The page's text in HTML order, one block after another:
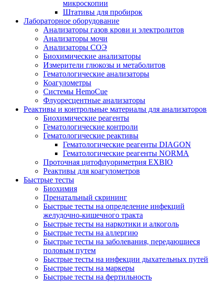
микроскопии
Штативы для пробирок
Лабораторное оборудование
Анализаторы газов крови и электролитов
Анализаторы мочи
Анализаторы СОЭ
Биохимические анализаторы
Измерители глюкозы и метаболитов
Гематологические анализаторы
Коагулометры
Системы HemoCue
Флуоресцентные анализаторы
Реактивы и контрольные материалы для анализаторов
Биохимические реагенты
Гематологические контроли
Гематологические реактивы
Гематологические реагенты DIAGON
Гематологические реагенты NORMA
Проточная цитофлуориметрия EXBIO
Реактивы для коагулометров
Быстрые тесты
Биохимия
Пренатальный скрининг
Быстрые тесты на определение инфекций
желудочно-кишечного тракта
Быстрые тесты на наркотики и алкоголь
Быстрые тесты на аллергию
Быстрые тесты на заболевания, передающиеся
половым путем
Быстрые тесты на инфекции дыхательных путей
Быстрые тесты на маркеры
Быстрые тесты на фертильность